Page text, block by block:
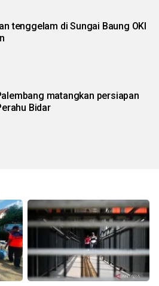
tenggelam di Sungai Baung OKI
matangkan persiapan
Bidar